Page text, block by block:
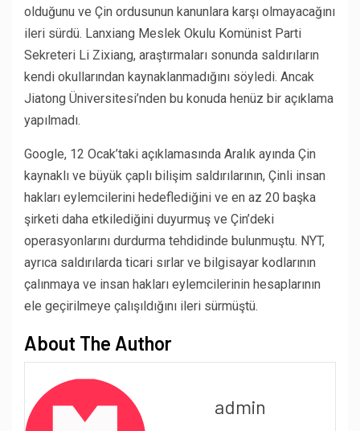
olduğunu ve Çin ordusunun kanunlara karşı olmayacağını
ileri sürdü. Lanxiang Meslek Okulu Komünist Parti
Sekreteri Li Zixiang, araştırmaları sonunda saldırıların
kendi okullarından kaynaklanmadığını söyledi. Ancak
Jiatong Üniversitesi’nden bu konuda henüz bir açıklama
yapılmadı.
Google, 12 Ocak’taki açıklamasında Aralık ayında Çin
kaynaklı ve büyük çaplı bilişim saldırılarının, Çinli insan
hakları eylemcilerini hedeflediğini ve en az 20 başka
şirketi daha etkilediğini duyurmuş ve Çin’deki
operasyonlarını durdurma tehdidinde bulunmuştu. NYT,
ayrıca saldırılarda ticari sırlar ve bilgisayar kodlarının
çalınmaya ve insan hakları eylemcilerinin hesaplarının
ele geçirilmeye çalışıldığını ileri sürmüştü.
About The Author
admin